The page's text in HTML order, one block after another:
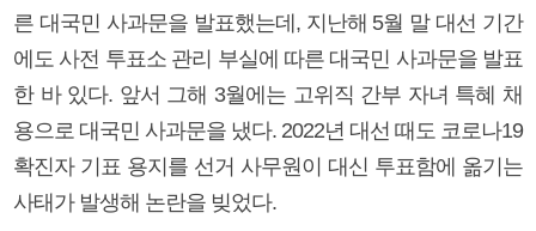
른 대국민 사과문을 발표했는데, 지난해 5월 말 대선 기간
에도 사전 투표소 관리 부실에 따른 대국민 사과문을 발표
한 바 있다. 앞서 그해 3월에는 고위직 간부 자녀 특혜 채
용으로 대국민 사과문을 냈다. 2022년 대선 때도 코로나19
확진자 기표 용지를 선거 사무원이 대신 투표함에 옮기는
사태가 발생해 논란을 빚었다.